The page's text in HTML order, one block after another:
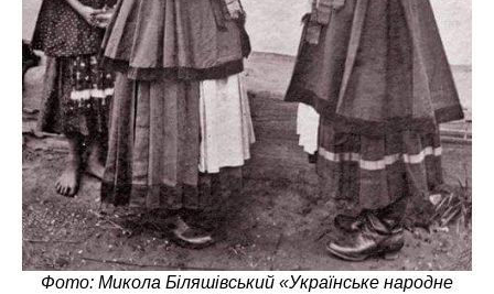
Фото: Микола Біляшівський «Українське народне